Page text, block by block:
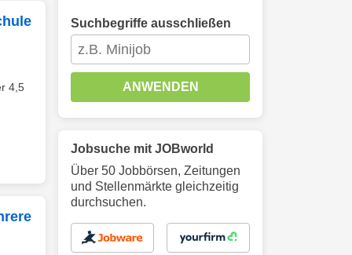
4,5
Suchbegriffe ausschließen
ANWENDEN
Jobsuche mit JOBworld
Über 50 Jobbörsen, Zeitungen
und Stellenmärkte gleichzeitig
durchsuchen.